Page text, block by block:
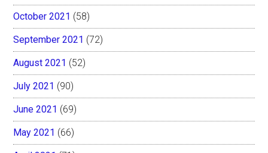
October 2021 (58)
September 2021 (72)
August 2021 (52)
July 2021 (90)
June 2021 (69)
May 2021 (66)